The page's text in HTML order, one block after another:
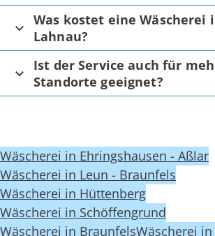
Was kostet eine Wäscherei
Lahnau?
Ist der Service auch für
Standorte geeignet?
Wäscherei in Ehringshausen - Aßlar
Wäscherei in Leun - Braunfels
Wäscherei in Hüttenberg
Wäscherei in Schöffengrund
Wäscherei in BraunfelsWäscherei